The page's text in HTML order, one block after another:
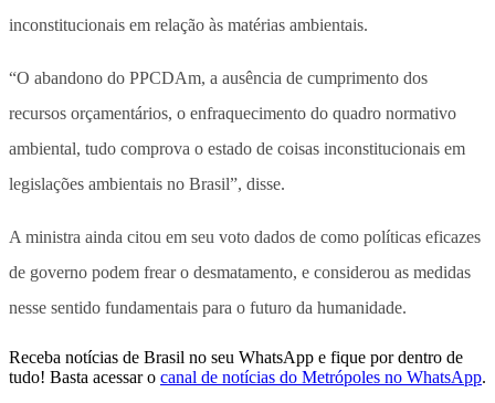
inconstitucionais em relação às matérias ambientais.
“O abandono do PPCDAm, a ausência de cumprimento dos
recursos orçamentários, o enfraquecimento do quadro normativo
ambiental, tudo comprova o estado de coisas inconstitucionais em
legislações ambientais no Brasil”, disse.
A ministra ainda citou em seu voto dados de como políticas eficazes
de governo podem frear o desmatamento, e considerou as medidas
nesse sentido fundamentais para o futuro da humanidade.
Receba notícias de Brasil no seu WhatsApp e fique por dentro de
tudo! Basta acessar o canal de notícias do Metrópoles no WhatsApp.